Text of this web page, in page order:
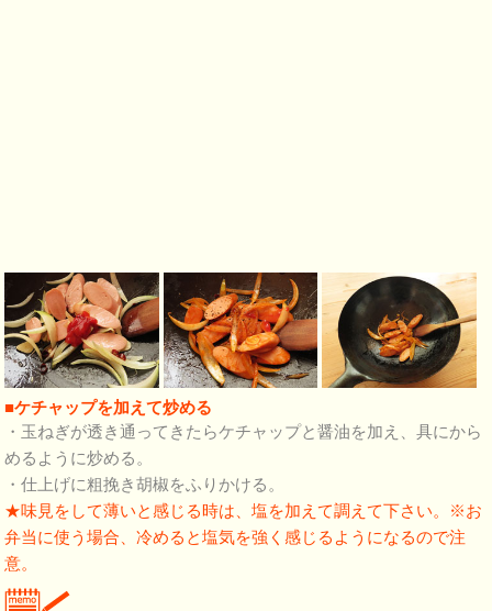
■ケチャップを加えて炒める
・玉ねぎが透き通ってきたらケチャップと醤油を加え、具にから
めるように炒める。
・仕上げに粗挽き胡椒をふりかける。
★味見をして薄いと感じる時は、塩を加えて調えて下さい。※お
弁当に使う場合、冷めると塩気を強く感じるようになるので注
意。